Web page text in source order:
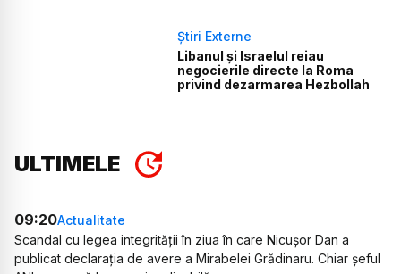
Știri Externe
Libanul și Israelul reiau
negocierile directe la Roma
privind dezarmarea Hezbollah
ULTIMELE
09:20Actualitate
Scandal cu legea integrității în ziua în care Nicușor Dan a
publicat declarația de avere a Mirabelei Grădinaru. Chiar șeful